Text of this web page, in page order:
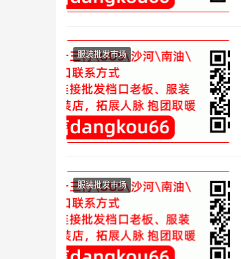
服装批发市场
服装批发市场